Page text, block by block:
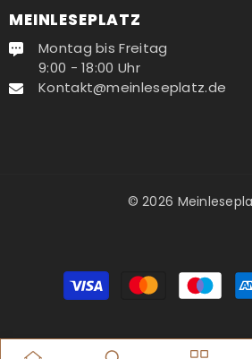
MEINLESEPLATZ
Montag bis Freitag
9:00 - 18:00 Uhr
Kontakt@meinleseplatz.de
© 2026